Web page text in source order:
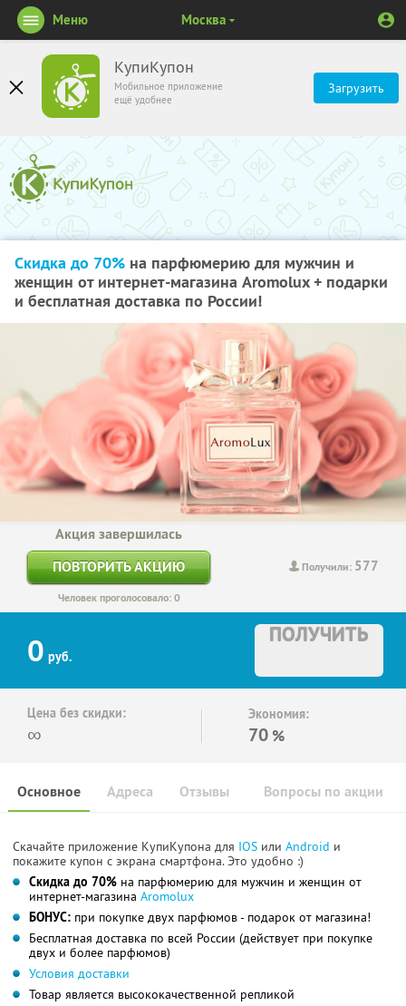
КупиКупон
Мобильное приложение
ещё удобнее
Загрузить
Меню Москва
Скидка до 70% на парфюмерию для мужчин и
женщин от интернет-магазина Aromolux + подарки
и бесплатная доставка по России!
Получили: 577
Акция завершилась
ПОВТОРИТЬ АКЦИЮ
Человек проголосовало: 0
0 руб.
ПОЛУЧИТЬ
Цена без скидки:
∞
Экономия:
70 %
Основное Отзывы Вопросы по акции
Адреса
Скачайте приложение КупиКупона для IOS или Android и
покажите купон с экрана смартфона. Это удобно :)
Скидка до 70% на парфюмерию для мужчин и женщин от
интернет-магазина Aromolux
БОНУС: при покупке двух парфюмов - подарок от магазина!
Бесплатная доставка по всей России (действует при покупке
двух и более парфюмов)
Условия доставки
Товар является высококачественной репликой